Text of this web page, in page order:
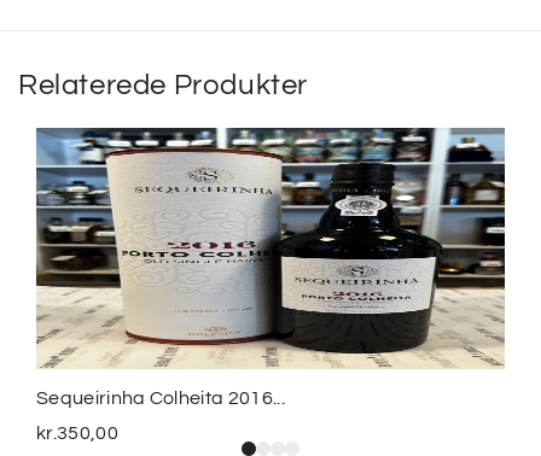
Relaterede Produkter
Sequeirinha Colheita 2016...
kr.350,00